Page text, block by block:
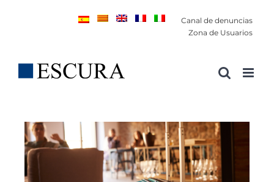
Canal de denuncias
Zona de Usuarios